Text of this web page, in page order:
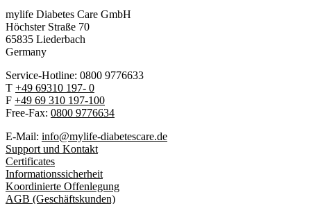
mylife Diabetes Care GmbH
Höchster Straße 70
65835 Liederbach
Germany
Service-Hotline: 0800 9776633
T +49 69310 197- 0
F +49 69 310 197-100
Free-Fax: 0800 9776634
E-Mail: info@mylife-diabetescare.de
Support und Kontakt
Certificates
Informationssicherheit
Koordinierte Offenlegung
AGB (Geschäftskunden)